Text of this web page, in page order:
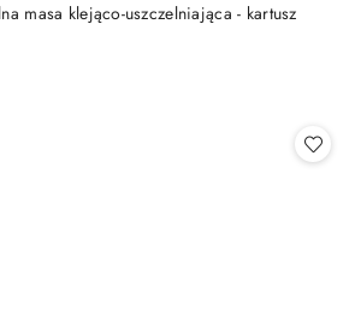
masa klejąco-uszczelniająca - kartusz